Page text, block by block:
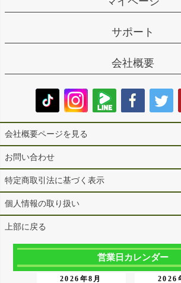
サポート
会社概要
会社概要ページを見る
お問い合わせ
特定商取引法に基づく表示
個人情報の取り扱い
上部に戻る
営業日カレンダー